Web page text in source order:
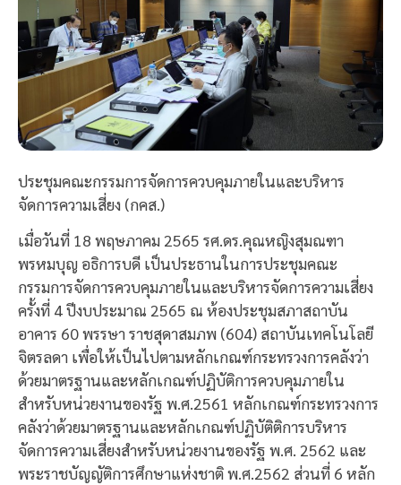
ประชุมคณะกรรมการจัดการควบคุมภายในและบริหาร
จัดการความเสี่ยง (กคส.)
เมื่อวันที่ 18 พฤษภาคม 2565 รศ.ดร.คุณหญิงสุมณฑา
พรหมบุญ อธิการบดี เป็นประธานในการประชุมคณะ
กรรมการจัดการควบคุมภายในและบริหารจัดการความเสี่ยง
ครั้งที่ 4 ปีงบประมาณ 2565 ณ ห้องประชุมสภาสถาบัน
อาคาร 60 พรรษา ราชสุดาสมภพ (604) สถาบันเทคโนโลยี
จิตรลดา เพื่อให้เป็นไปตามหลักเกณฑ์กระทรวงการคลังว่า
ด้วยมาตรฐานและหลักเกณฑ์ปฏิบัติการควบคุมภายใน
สำหรับหน่วยงานของรัฐ พ.ศ.2561 หลักเกณฑ์กระทรวงการ
คลังว่าด้วยมาตรฐานและหลักเกณฑ์ปฏิบัติติการบริหาร
จัดการความเสี่ยงสำหรับหน่วยงานของรัฐ พ.ศ. 2562 และ
พระราชบัญญัติการศึกษาแห่งชาติ พ.ศ.2562 ส่วนที่ 6 หลัก